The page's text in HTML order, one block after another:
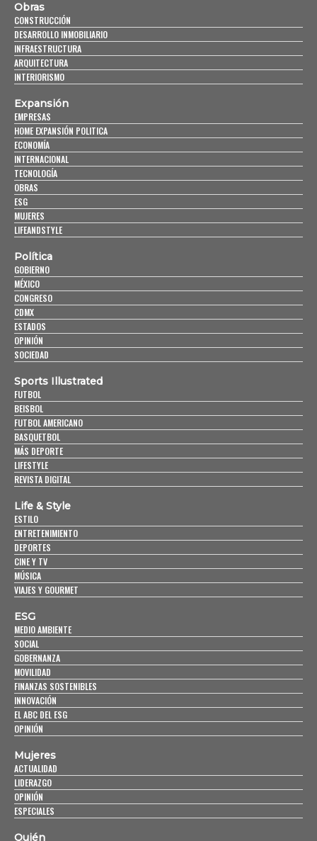
Obras
CONSTRUCCIÓN
DESARROLLO INMOBILIARIO
INFRAESTRUCTURA
ARQUITECTURA
INTERIORISMO
Expansión
EMPRESAS
HOME EXPANSIÓN POLITICA
ECONOMÍA
INTERNACIONAL
TECNOLOGÍA
OBRAS
ESG
MUJERES
LIFEANDSTYLE
Política
GOBIERNO
MÉXICO
CONGRESO
CDMX
ESTADOS
OPINIÓN
SOCIEDAD
Sports Illustrated
FUTBOL
BEISBOL
FUTBOL AMERICANO
BASQUETBOL
MÁS DEPORTE
LIFESTYLE
REVISTA DIGITAL
Life & Style
ESTILO
ENTRETENIMIENTO
DEPORTES
CINE Y TV
MÚSICA
VIAJES Y GOURMET
ESG
MEDIO AMBIENTE
SOCIAL
GOBERNANZA
MOVILIDAD
FINANZAS SOSTENIBLES
INNOVACIÓN
EL ABC DEL ESG
OPINIÓN
Mujeres
ACTUALIDAD
LIDERAZGO
OPINIÓN
ESPECIALES
Quién